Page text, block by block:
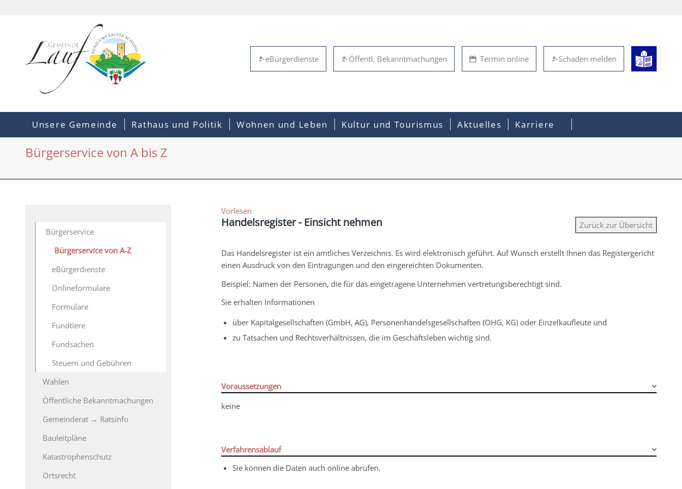
Schaden melden
Termin online
Öffentl. Bekanntmachungen
eBürgerdienste
Unsere Gemeinde Rathaus und Politik Wohnen und Leben Kultur und Tourismus Aktuelles Karriere
Bürgerservice von A bis Z
Vorlesen
Handelsregister - Einsicht nehmen Zurück zur Übersicht
Das Handelsregister ist ein amtliches Verzeichnis. Es wird elektronisch geführt. Auf Wunsch erstellt Ihnen das Registergericht
einen Ausdruck von den Eintragungen und den eingereichten Dokumenten.
Beispiel: Namen der Personen, die für das eingetragene Unternehmen vertretungsberechtigt sind.
Sie erhalten Informationen
über Kapitalgesellschaften (GmbH, AG), Personenhandelsgesellschaften (OHG, KG) oder Einzelkaufleute und
zu Tatsachen und Rechtsverhältnissen, die im Geschäftsleben wichtig sind.
Voraussetzungen
keine
Verfahrensablauf
Sie können die Daten auch online abrufen.
Bürgerservice
Bürgerservice von A-Z
eBürgerdienste
Onlineformulare
Formulare
Fundtiere
Fundsachen
Steuern und Gebühren
Wahlen
Öffentliche Bekanntmachungen
Gemeinderat → Ratsinfo
Bauleitpläne
Katastrophenschutz
Ortsrecht